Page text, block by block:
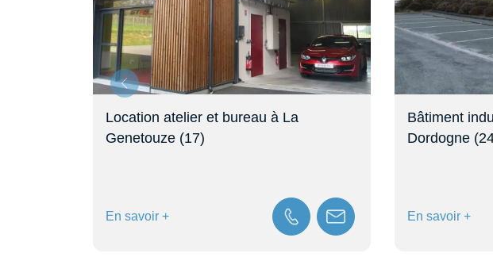
Location atelier et bureau à La
Genetouze (17)
En savoir +
Bâtiment
Dordogne
En savoir +